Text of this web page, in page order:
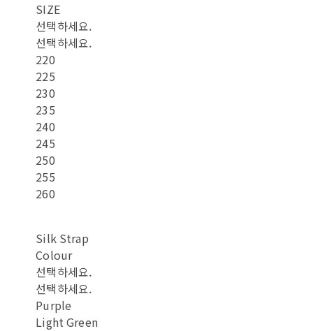
SIZE
선택하세요.
선택하세요.
220
225
230
235
240
245
250
255
260
Silk Strap
Colour
선택하세요.
선택하세요.
Purple
Light Green